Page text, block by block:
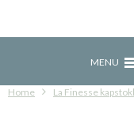
MENU
Home La Finesse